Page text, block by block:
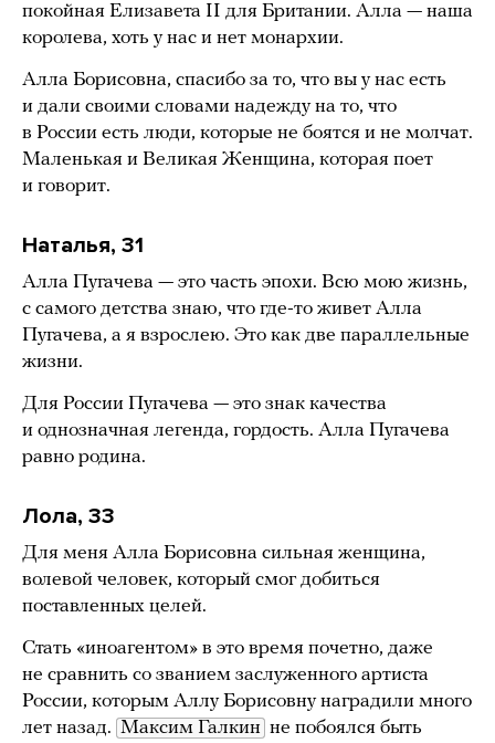
покойная Елизавета II для Британии. Алла — наша
королева, хоть у нас и нет монархии.
Алла Борисовна, спасибо за то, что вы у нас есть
и дали своими словами надежду на то, что
в России есть люди, которые не боятся и не молчат.
Маленькая и Великая Женщина, которая поет
и говорит.
Наталья, 31
Алла Пугачева — это часть эпохи. Всю мою жизнь,
с самого детства знаю, что где-то живет Алла
Пугачева, а я взрослею. Это как две параллельные
жизни.
Для России Пугачева — это знак качества
и однозначная легенда, гордость. Алла Пугачева
равно родина.
Лола, 33
Для меня Алла Борисовна сильная женщина,
волевой человек, который смог добиться
поставленных целей.
Стать «иноагентом» в это время почетно, даже
не сравнить со званием заслуженного артиста
России, которым Аллу Борисовну наградили много
лет назад. Максим Галкин не побоялся быть